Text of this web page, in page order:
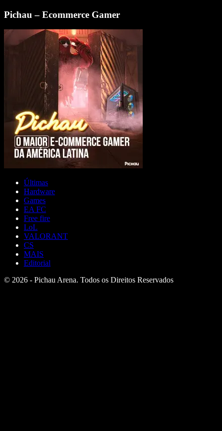
Pichau – Ecommerce Gamer
Últimas
Hardware
Games
EA FC
Free fire
LoL
VALORANT
CS
MAIS
Editorial
© 2026 - Pichau Arena. Todos os Direitos Reservados